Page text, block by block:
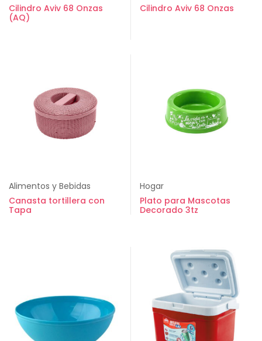
Cilindro Aviv 68 Onzas
(AQ)
Cilindro Aviv 68 Onzas
Alimentos y Bebidas
Canasta tortillera con
Tapa
Hogar
Plato para Mascotas
Decorado 3tz